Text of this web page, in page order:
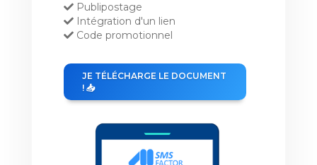
Publipostage
Intégration d'un lien
Code promotionnel
JE TÉLÉCHARGE LE DOCUMENT
! 📥